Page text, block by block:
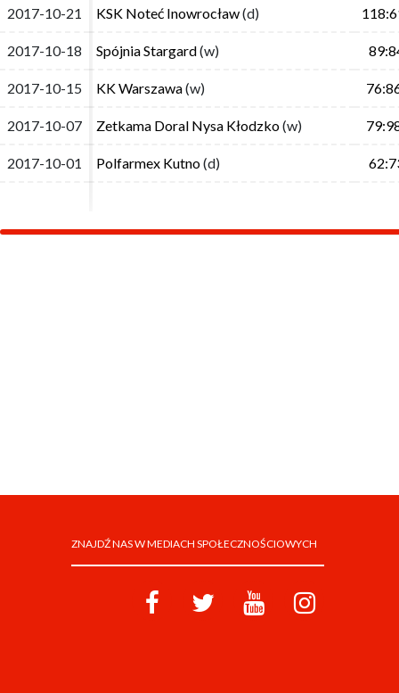
2017-10-21 KSK Noteć Inowrocław(d)
2017-10-18 Spójnia Stargard(w)
2017-10-15 KK Warszawa(w)
2017-10-07 Zetkama Doral Nysa Kłodzko(w)
2017-10-01 Polfarmex Kutno(d)
2017-10-21 KSK Noteć Inowrocław(d)
2017-10-18 Spójnia Stargard(w)
2017-10-15 KK Warszawa(w)
2017-10-07 Zetkama Doral Nysa Kłodzko(w)
2017-10-01 Polfarmex Kutno(d)
ZNAJDŹ NAS W MEDIACH SPOŁECZNOŚCIOWYCH